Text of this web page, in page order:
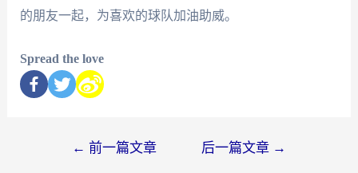
的朋友一起，为喜欢的球队加油助威。
Spread the love
← 前一篇文章 后一篇文章 →